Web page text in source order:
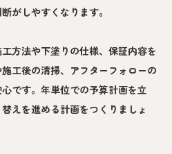
がしやすくなります。
方法や下塗りの仕様、保証内容を
工後の清掃、アフターフォローの
です。年単位での予算計画を立
えを進める計画をつくりましょ